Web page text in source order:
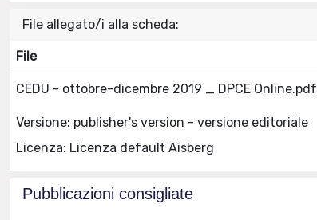
File allegato/i alla scheda:
File
CEDU - ottobre-dicembre 2019 _ DPCE Online.pdf
Versione: publisher's version - versione editoriale
Licenza: Licenza default Aisberg
Pubblicazioni consigliate